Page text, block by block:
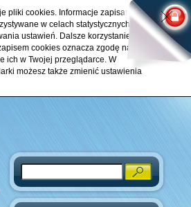
pliki cookies. Informacje zapisane w
w celach statystycznych,
ustawień. Dalsze korzystanie z
cookies oznacza zgodę na ich
ich w Twojej przeglądarce. W
możesz także zmienić ustawienia
Search